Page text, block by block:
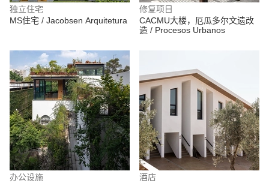
独立住宅
MS住宅 / Jacobsen Arquitetura
修复项目
CACMU大楼，厄瓜多尔文遗改
造 / Procesos Urbanos
办公设施
酒店